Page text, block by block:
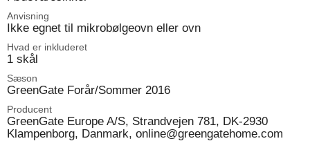
Anvisning
Ikke egnet til mikrobølgeovn eller ovn
Hvad er inkluderet
1 skål
Sæson
GreenGate Forår/Sommer 2016
Producent
GreenGate Europe A/S, Strandvejen 781, DK-2930
Klampenborg, Danmark, online@greengatehome.com